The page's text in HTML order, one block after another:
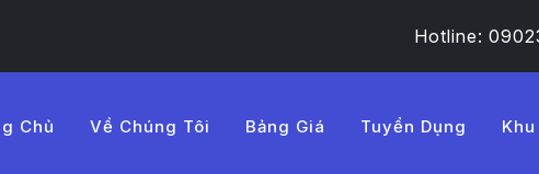
Hotline:
Chủ Về Chúng Tôi Bảng Giá Tuyển Dụng